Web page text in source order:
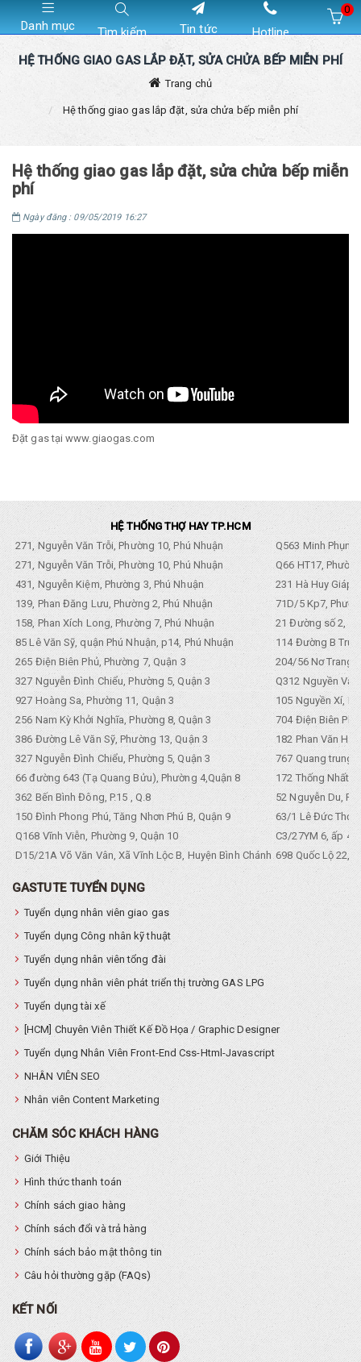
Danh mục Tìm kiếm Tin tức Hotline
0
HỆ THỐNG GIAO GAS LẮP ĐẶT, SỬA CHỬA BẾP MIỄN PHÍ
Trang chủ
Hệ thống giao gas lắp đặt, sửa chửa bếp miễn phí
Hệ thống giao gas lắp đặt, sửa chửa bếp miễn
phí
Ngày đăng : 09/05/2019 16:27
Đặt gas tại www.giaogas.com
HỆ THỐNG THỢ HAY TP.HCM
271, Nguyễn Văn Trỗi, Phường 10, Phú Nhuận
Q563 Minh
271, Nguyễn Văn Trỗi, Phường 10, Phú Nhuận
Q66 HT17,
431, Nguyễn Kiệm, Phường 3, Phú Nhuận
231 Hà Huy Giáp,
139, Phan Đăng Lưu, Phường 2, Phú Nhuận
71D/5 Kp7,
158, Phan Xích Long, Phường 7, Phú Nhuận
21 Đường số 2,
85 Lê Văn Sỹ, quận Phú Nhuận, p14, Phú Nhuận
114 Đường B
265 Điện Biên Phủ, Phường 7, Quận 3
204/56 Nơ Trang
327 Nguyễn Đình Chiểu, Phường 5, Quận 3
Q312 Nguyền
927 Hoàng Sa, Phường 11, Quận 3
105 Nguyền Xí,
256 Nam Kỳ Khởi Nghĩa, Phường 8, Quận 3
704 Điện Biên
386 Đường Lê Văn Sỹ, Phường 13, Quận 3
182 Phan Văn
327 Nguyễn Đình Chiểu, Phường 5, Quận 3
767 Quang trung,
66 đường 643 (Tạ Quang Bửu), Phường 4,Quận 8
172 Thống Nhất.
362 Bến Bình Đông, P.15 , Q.8
52 Nguyễn Du,
150 Đình Phong Phú, Tăng Nhơn Phú B, Quận 9
63/1 Lê Đức Thọ,
Q168 Vĩnh Viễn, Phường 9, Quận 10
C3/27YM 6, ấp 4,
D15/21A Võ Văn Vân, Xã Vĩnh Lộc B, Huyện Bình Chánh 698 Quốc Lộ 22,
GASTUTE TUYỂN DỤNG
Tuyển dụng nhân viên giao gas
Tuyển dụng Công nhân kỹ thuật
Tuyển dụng nhân viên tổng đài
Tuyển dụng nhân viên phát triển thị trường GAS LPG
Tuyển dụng tài xế
[HCM] Chuyên Viên Thiết Kế Đồ Họa / Graphic Designer
Tuyển dụng Nhân Viên Front-End Css-Html-Javascript
NHÂN VIÊN SEO
Nhân viên Content Marketing
CHĂM SÓC KHÁCH HÀNG
Giới Thiệu
Hình thức thanh toán
Chính sách giao hàng
Chính sách đổi và trả hàng
Chính sách bảo mật thông tin
Câu hỏi thường gặp (FAQs)
KẾT NỐI